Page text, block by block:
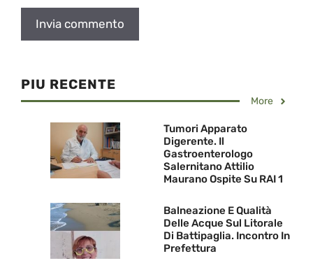
PIU RECENTE
More
Tumori Apparato
Digerente. Il
Gastroenterologo
Salernitano Attilio
Maurano Ospite Su RAI 1
Balneazione E Qualità
Delle Acque Sul Litorale
Di Battipaglia. Incontro In
Prefettura